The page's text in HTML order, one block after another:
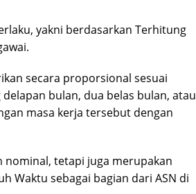
yakni berdasarkan Terhitung
secara proporsional sesuai
bulan, dua belas bulan, atau
masa kerja tersebut dengan
nominal, tetapi juga merupakan
Waktu sebagai bagian dari ASN di